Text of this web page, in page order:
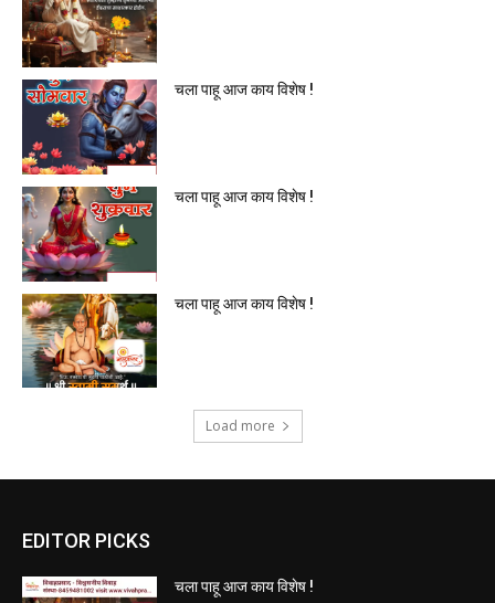
चला पाहू आज काय विशेष !
चला पाहू आज काय विशेष !
चला पाहू आज काय विशेष !
Load more
EDITOR PICKS
चला पाहू आज काय विशेष !